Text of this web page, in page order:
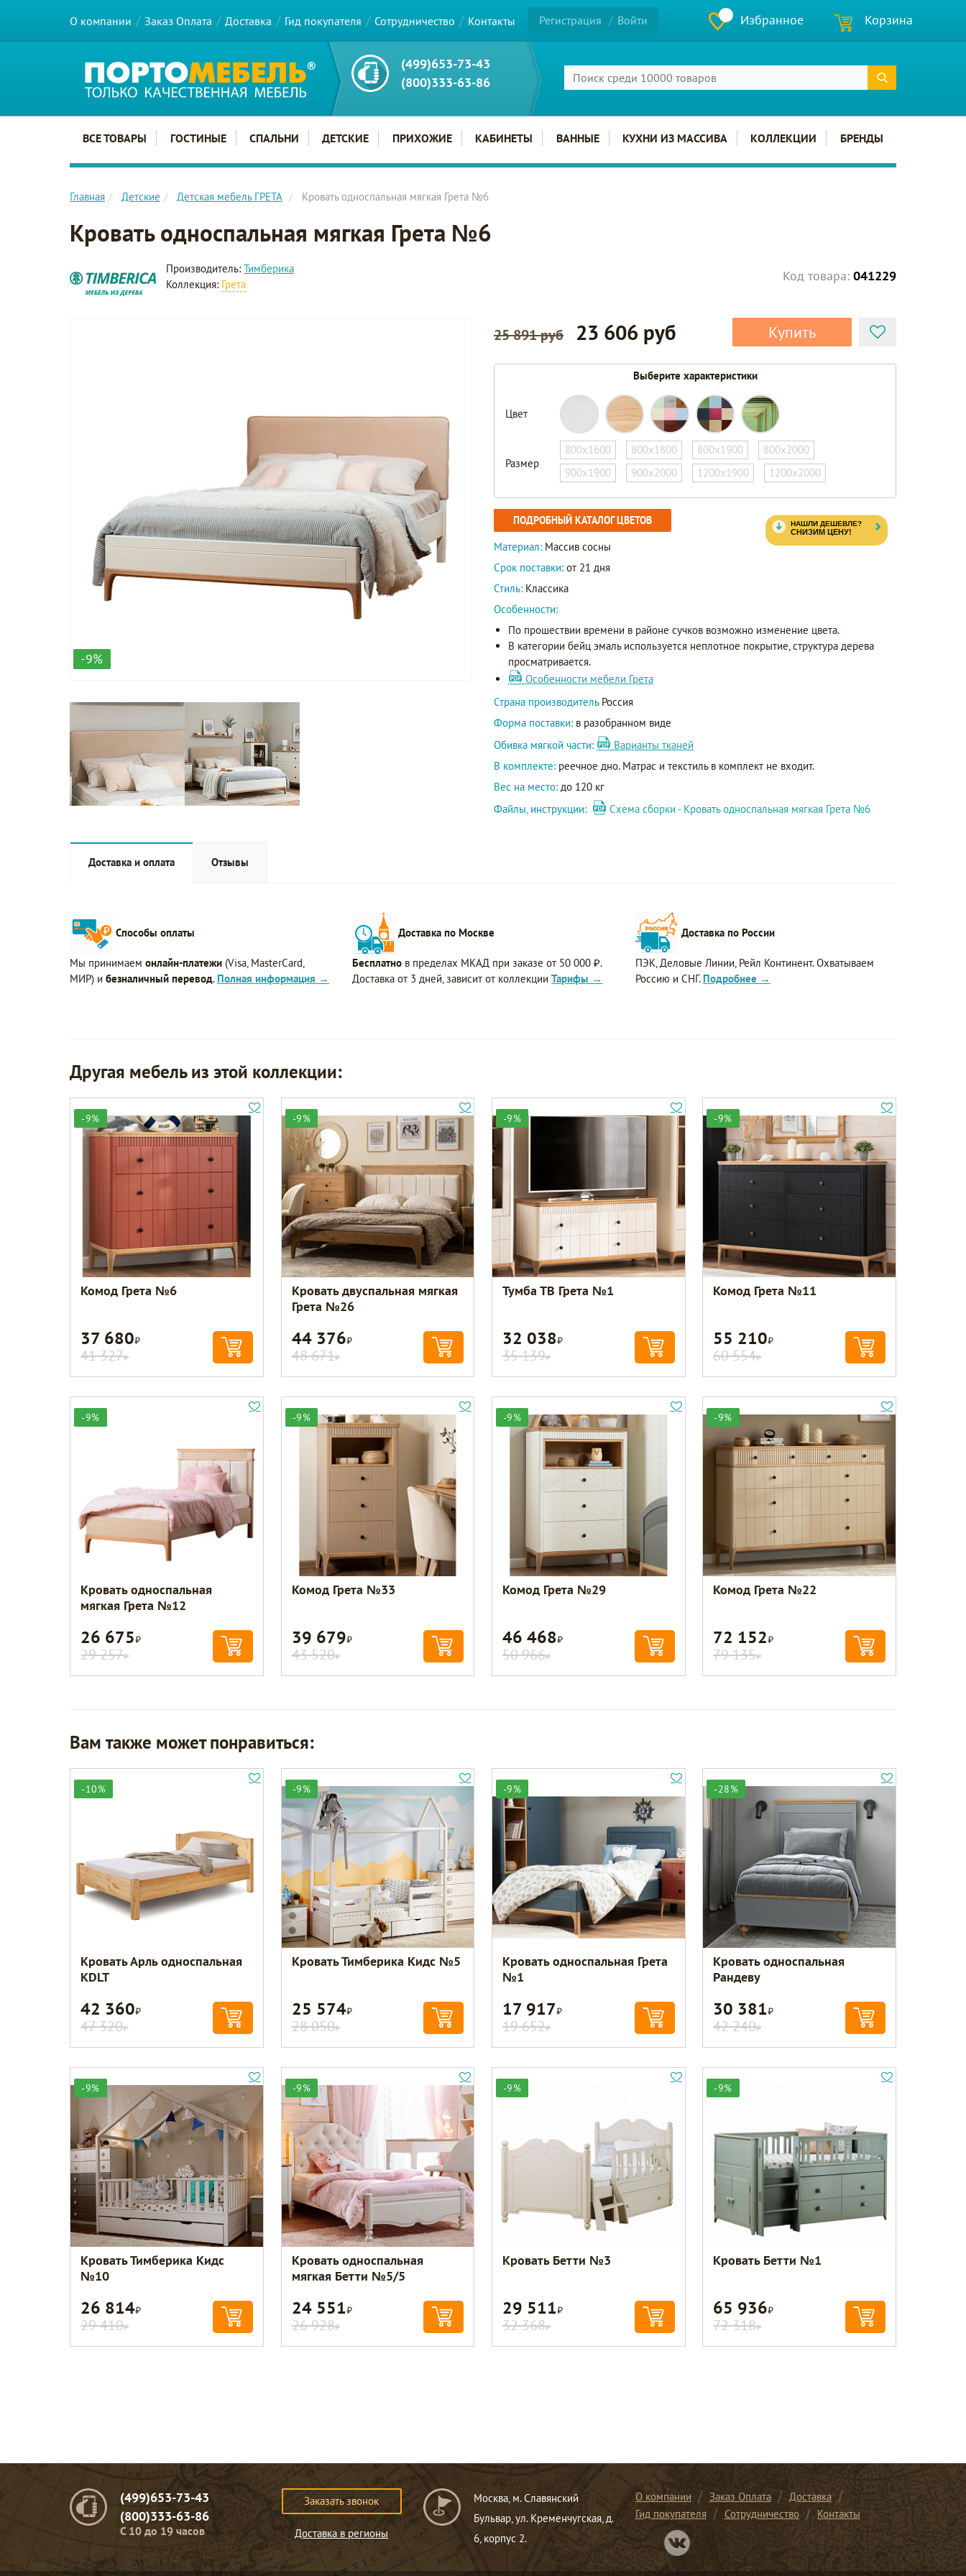
О компании Заказ Оплата Доставка Гид покупателя Сотрудничество Контакты Регистрация Войти Избранное Корзина
(499)653-73-43
(800)333-63-86
Главное меню сайта
ВСЕ ТОВАРЫ ГОСТИНЫЕ СПАЛЬНИ ДЕТСКИЕ ПРИХОЖИЕ КАБИНЕТЫ ВАННЫЕ КУХНИ ИЗ МАССИВА КОЛЛЕКЦИИ БРЕНДЫ
Главная Детские Детская мебель ГРЕТА Кровать односпальная мягкая Грета №6
Кровать односпальная мягкая Грета №6
Код товара: 041229
Производитель: Тимберика
Коллекция: Грета
-9%
25 891 руб 23 606 руб Купить
Выберите характеристики
Цвет
Размер
800х1600 800х1800 800х1900
800х2000
900х1900
900х2000 1200х1900 1200х2000
ПОДРОБНЫЙ КАТАЛОГ ЦВЕТОВ
Материал: Массив сосны
Срок поставки: от 21 дня
Стиль: Классика
Особенности:
По прошествии времени в районе сучков возможно изменение цвета.
В категории бейц эмаль используется неплотное покрытие, структура дерева
просматривается.
Особенности мебели Грета
Страна производитель Россия
Форма поставки: в разобранном виде
Обивка мягкой части:
Варианты тканей
В комплекте: реечное дно. Матрас и текстиль в комплект не входит.
Вес на место: до 120 кг
Файлы, инструкции:
Схема сборки - Кровать односпальная мягкая Грета №6
Доставка и оплата Отзывы
Способы оплаты
Мы принимаем онлайн-платежи (Visa, MasterCard,
МИР) и безналичный перевод. Полная информация →
Доставка по Москве
Бесплатно в пределах МКАД при заказе от 50 000 ₽.
Доставка от 3 дней, зависит от коллекцииТарифы →
Доставка по России
ПЭК, Деловые Линии, Рейл Континент. Охватываем
Россию и СНГ. Подробнее →
Другая мебель из этой коллекции:
-9%
Комод Грета №6
37 680Р
41 327Р
-9%
Кровать двуспальная мягкая
Грета №26
44 376Р
48 671Р
-9%
Тумба ТВ Грета №1
32 038Р
35 139Р
-9%
Комод Грета №11
55 210Р
60 554Р
-9%
Кровать односпальная
мягкая Грета №12
26 675Р
29 257Р
-9%
Комод Грета №33
39 679Р
43 520Р
-9%
Комод Грета №29
46 468Р
50 966Р
-9%
Комод Грета №22
72 152Р
79 135Р
Вам также может понравиться:
-10%
Кровать Арль односпальная
KDLT
42 360Р
47 320Р
-9%
Кровать Тимберика Кидс №5
25 574Р
28 050Р
-9%
Кровать односпальная Грета
№1
17 917Р
19 652Р
-28%
Кровать односпальная
Рандеву
30 381Р
42 240Р
-9%
Кровать Тимберика Кидс
№10
26 814Р
29 410Р
-9%
Кровать односпальная
мягкая Бетти №5/5
24 551Р
26 928Р
-9%
Кровать Бетти №3
29 511Р
32 368Р
-9%
Кровать Бетти №1
65 936Р
72 318Р
(499)653-73-43
(800)333-63-86
C 10 до 19 часов
Заказать звонок
Доставка в регионы
Москва, м. Славянский
Бульвар, ул. Кременчугская, д.
6, корпус 2.
О компании Заказ Оплата
Доставка
Гид покупателя
Сотрудничество
Контакты
Перейти в нашу группу Вконтакте